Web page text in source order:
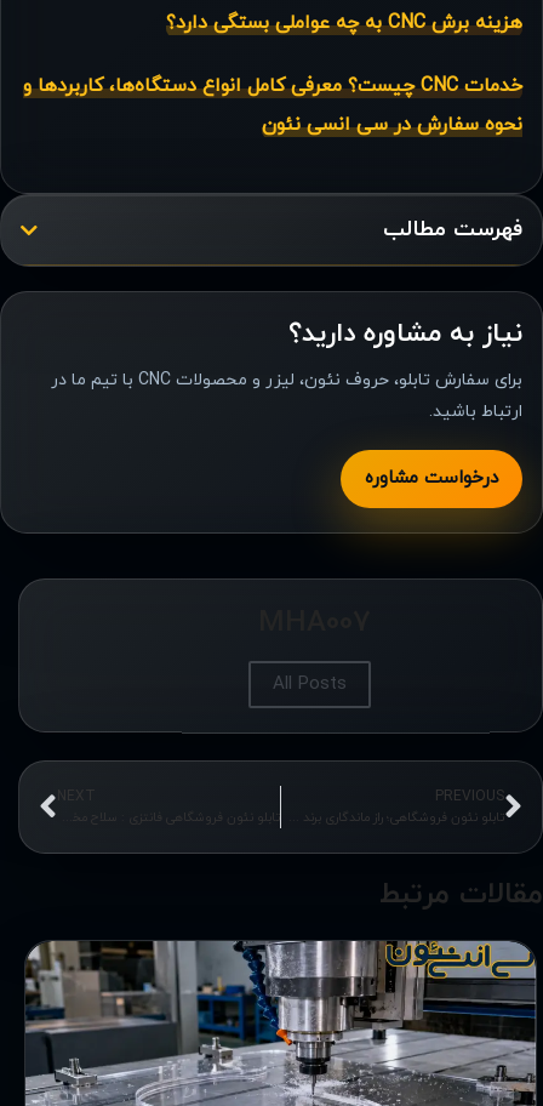
هزینه برش CNC به چه عواملی بستگی دارد؟
خدمات CNC چیست؟ معرفی کامل انواع دستگاه‌ها، کاربردها و
نحوه سفارش در سی انسی نئون
فهرست مطالب
نیاز به مشاوره دارید؟
برای سفارش تابلو، حروف نئون، لیزر و محصولات CNC با تیم ما در
ارتباط باشید.
درخواست مشاوره
All Posts
PREVIOUS
NEXT
مقالات مرتبط